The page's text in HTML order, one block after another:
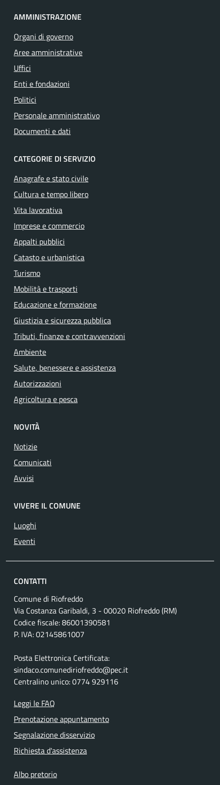
AMMINISTRAZIONE
Organi di governo
Aree amministrative
Uffici
Enti e fondazioni
Politici
Personale amministrativo
Documenti e dati
CATEGORIE DI SERVIZIO
Anagrafe e stato civile
Cultura e tempo libero
Vita lavorativa
Imprese e commercio
Appalti pubblici
Catasto e urbanistica
Turismo
Mobilità e trasporti
Educazione e formazione
Giustizia e sicurezza pubblica
Tributi, finanze e contravvenzioni
Ambiente
Salute, benessere e assistenza
Autorizzazioni
Agricoltura e pesca
NOVITÀ
Notizie
Comunicati
Avvisi
VIVERE IL COMUNE
Luoghi
Eventi
CONTATTI
Comune di Riofreddo
Via Costanza Garibaldi, 3 - 00020 Riofreddo (RM)
Codice fiscale: 86001390581
P. IVA: 02145861007
Posta Elettronica Certificata:
sindaco.comunediriofreddo@pec.it
Centralino unico: 0774 929116
Leggi le FAQ
Prenotazione appuntamento
Segnalazione disservizio
Richiesta d'assistenza
Albo pretorio